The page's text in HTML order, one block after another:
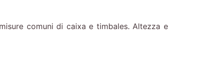
comuni di caixa e timbales. Altezza e